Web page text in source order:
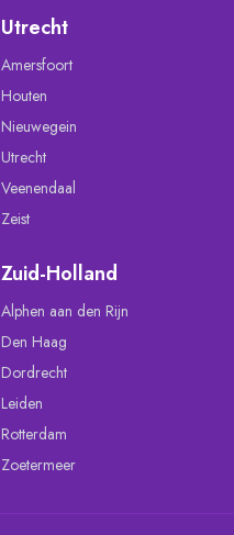
Utrecht
Amersfoort
Houten
Nieuwegein
Utrecht
Veenendaal
Zeist
Zuid-Holland
Alphen aan den Rijn
Den Haag
Dordrecht
Leiden
Rotterdam
Zoetermeer